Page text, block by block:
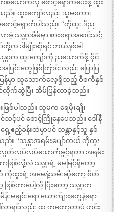
စ်ယောက်လို စောင့်ရှောက်ပေးဖို့ ထူး
သည်။ ထူးကျော်လည်း သူမစကား
စောင့်ရှောက်ပါသည်။ “ကိုထူး ဒီည
ာခဲ့ သန္တာအိမ်မှာ စားစရာအဆင်သင့်
ာ်တို့က ဒါမျိုးဆိုရင် ဘယ်နှစ်ခါ
တာက ထူးကျော်ကို ညသောက်ဖို့ ဝိုင်
းတွေဖြစ်ကြာင်းလည်း ပြောပြ
ြန်မှာ သူသောက်လေ့ရှိသည့် ဝီစကီနှစ်
လိုက်ဆွဲပြီး အိမ်ပြန်လာခဲ့သည်။
ဖြစ်ပါသည်။ သူမက ရေမိုးချိုး
င့်ပင် စောင့်ကြိုနေပေသည်။ ဒေါ်နီ
ည့်ခန်းထဲမှာပင် သန္တာနှင့်သူ နှစ်
“သန္တာအရမ်းပျော်တယ် ကိုထူး
လပ်လပ်သောက်ခွင့်ရတာ အရမ်း
ြစ်လို့လဲ သန္တာရဲ့ မမမြင့်ရှိတော့
ယ် ကိုထူးရဲ့ အမေနဲ့သမီးဆိုတော့ စိတ်
စ်တာပေါ့လို့ ပြီးတော့ သန္တာက
မချင်းရော ယောက်ျားတွေနဲ့ရော
လာရင်လည်း ထ ကတော့တာပဲ ဟင်း